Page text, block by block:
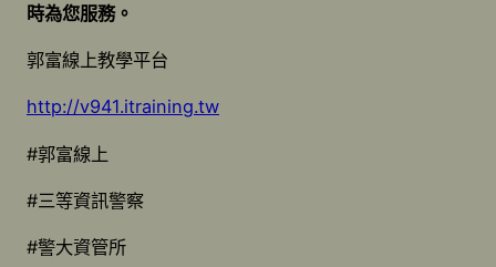
時為您服務。
郭富線上教學平台
http://v941.itraining.tw
#郭富線上
#三等資訊警察
#警大資管所